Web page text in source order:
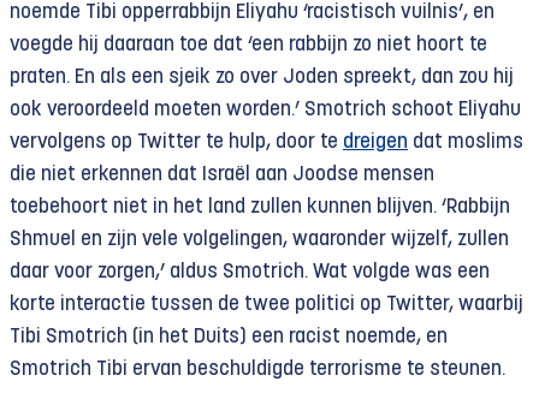
noemde Tibi opperrabbijn Eliyahu ‘racistisch vuilnis’, en
voegde hij daaraan toe dat ‘een rabbijn zo niet hoort te
praten. En als een sjeik zo over Joden spreekt, dan zou hij
ook veroordeeld moeten worden.’ Smotrich schoot Eliyahu
vervolgens op Twitter te hulp, door te dreigen dat moslims
die niet erkennen dat Israël aan Joodse mensen
toebehoort niet in het land zullen kunnen blijven. ‘Rabbijn
Shmuel en zijn vele volgelingen, waaronder wijzelf, zullen
daar voor zorgen,’ aldus Smotrich. Wat volgde was een
korte interactie tussen de twee politici op Twitter, waarbij
Tibi Smotrich (in het Duits) een racist noemde, en
Smotrich Tibi ervan beschuldigde terrorisme te steunen.